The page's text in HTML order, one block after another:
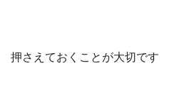
押さえておくことが大切です